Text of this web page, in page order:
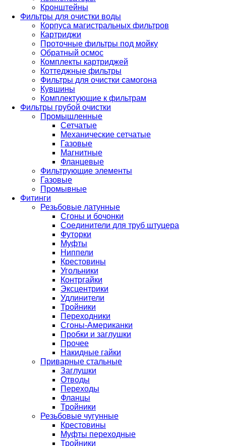
Кронштейны
Фильтры для очистки воды
Корпуса магистральных фильтров
Картриджи
Проточные фильтры под мойку
Обратный осмос
Комплекты картриджей
Коттеджные фильтры
Фильтры для очистки самогона
Кувшины
Комплектующие к фильтрам
Фильтры грубой очистки
Промышленные
Сетчатые
Механические сетчатые
Газовые
Магнитные
Фланцевые
Фильтрующие элементы
Газовые
Промывные
Фитинги
Резьбовые латунные
Сгоны и бочонки
Соединители для труб штуцера
Футорки
Муфты
Ниппели
Крестовины
Угольники
Контргайки
Эксцентрики
Удлинители
Тройники
Переходники
Сгоны-Американки
Пробки и заглушки
Прочее
Накидные гайки
Приварные стальные
Заглушки
Отводы
Переходы
Фланцы
Тройники
Резьбовые чугунные
Крестовины
Муфты переходные
Тройники